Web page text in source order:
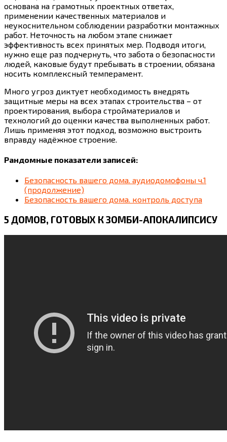
основана на грамотных проектных ответах,
применении качественных материалов и
неукоснительном соблюдении разработки монтажных
работ. Неточность на любом этапе снижает
эффективность всех принятых мер. Подводя итоги,
нужно еще раз подчернуть, что забота о безопасности
людей, каковые будут пребывать в строении, обязана
носить комплексный темперамент.
Много угроз диктует необходимость внедрять
защитные меры на всех этапах строительства – от
проектирования, выбора стройматериалов и
технологий до оценки качества выполненных работ.
Лишь применяя этот подход, возможно выстроить
вправду надёжное строение.
Рандомные показатели записей:
Безопасность вашего дома. аудиодомофоны ч.1
(продолжение)
Безопасность вашего дома. контроль доступа
5 ДОМОВ, ГОТОВЫХ К ЗОМБИ-АПОКАЛИПСИСУ